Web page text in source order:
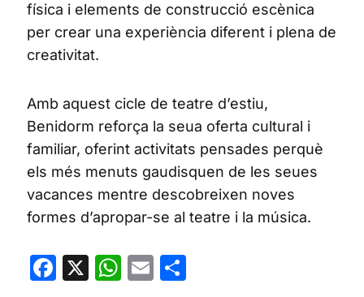
física i elements de construcció escènica
per crear una experiència diferent i plena de
creativitat.
Amb aquest cicle de teatre d’estiu,
Benidorm reforça la seua oferta cultural i
familiar, oferint activitats pensades perquè
els més menuts gaudisquen de les seues
vacances mentre descobreixen noves
formes d’apropar-se al teatre i la música.
Facebook
X WhatsApp
Email